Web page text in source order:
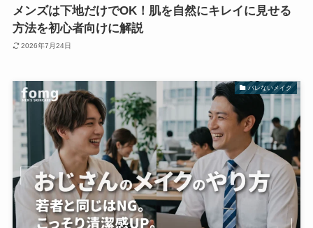
メンズは下地だけでOK！肌を自然にキレイに見せる
方法を初心者向けに解説
2026年7月24日
バレないメイク